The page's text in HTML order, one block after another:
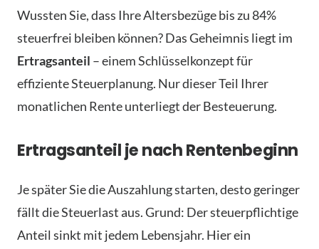
Wussten Sie, dass Ihre Altersbezüge bis zu 84%
steuerfrei bleiben können? Das Geheimnis liegt im
Ertragsanteil – einem Schlüsselkonzept für
effiziente Steuerplanung. Nur dieser Teil Ihrer
monatlichen Rente unterliegt der Besteuerung.
Ertragsanteil je nach Rentenbeginn
Je später Sie die Auszahlung starten, desto geringer
fällt die Steuerlast aus. Grund: Der steuerpflichtige
Anteil sinkt mit jedem Lebensjahr. Hier ein